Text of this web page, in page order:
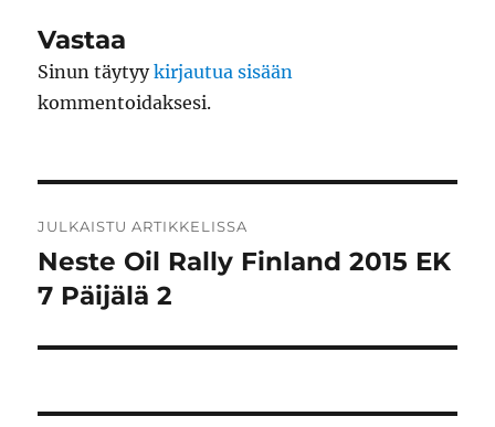
Vastaa
Sinun täytyykirjautua sisään
kommentoidaksesi.
selaus
JULKAISTU ARTIKKELISSA
Neste Oil Rally Finland 2015 EK
7 Päijälä 2